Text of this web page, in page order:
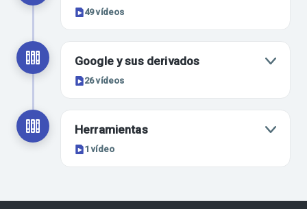
49 vídeos
Google y sus derivados
26 vídeos
Herramientas
1 vídeo